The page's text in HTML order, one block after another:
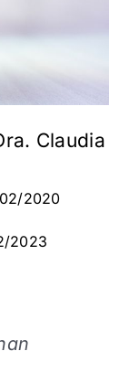
Claudia
2020
2023